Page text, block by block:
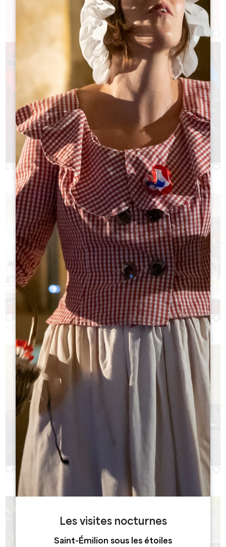
Filtres 37 Résultat(s)
L'ENVERS DU DÉCOR
SAINT-EMILION
LA TABLE DE PAVIE **
SAINT-EMILION
LARD & BOUCHON
SAINT-EMILION
Afficher la carte
Les visites nocturnes
Saint-Émilion sous les étoiles